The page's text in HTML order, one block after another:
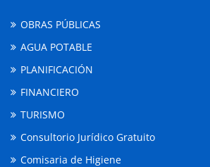
OBRAS PÚBLICAS
AGUA POTABLE
PLANIFICACIÓN
FINANCIERO
TURISMO
Consultorio Jurídico Gratuito
Comisaria de Higiene